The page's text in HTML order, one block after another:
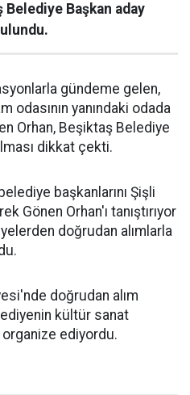
Belediye Başkan aday
gündeme gelen,
odasının yanındaki odada
Orhan, Beşiktaş Belediye
dikkat çekti.
başkanlarını Şişli
Gönen Orhan'ı tanıştırıyor
doğrudan alımlarla
doğrudan alım
kültür sanat
ediyordu.